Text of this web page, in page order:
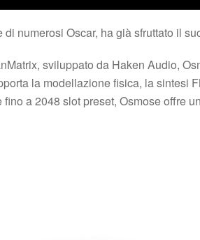
numerosi Oscar, ha già sfruttato il
sviluppato da Haken Audio,
la modellazione fisica, la sintesi
a 2048 slot preset, Osmose offre